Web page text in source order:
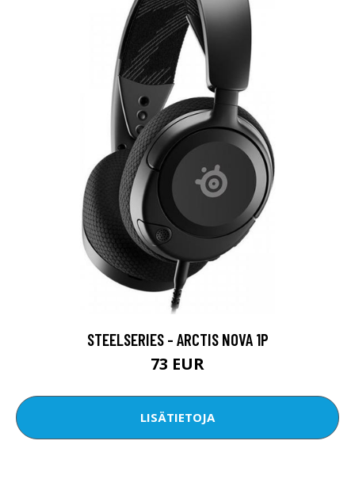
STEELSERIES - ARCTIS NOVA 1P
73 EUR
LISÄTIETOJA